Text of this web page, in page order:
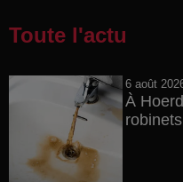
Toute l'actu
6 août
À
robinets